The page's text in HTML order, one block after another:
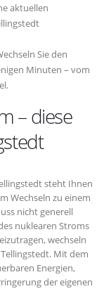
aktuellen
Sie den
Minuten – vom
– diese
steht Ihnen
Wechseln zu einem
nicht generell
nuklearen Stroms
wechseln
Mit dem
Energien,
der eigenen